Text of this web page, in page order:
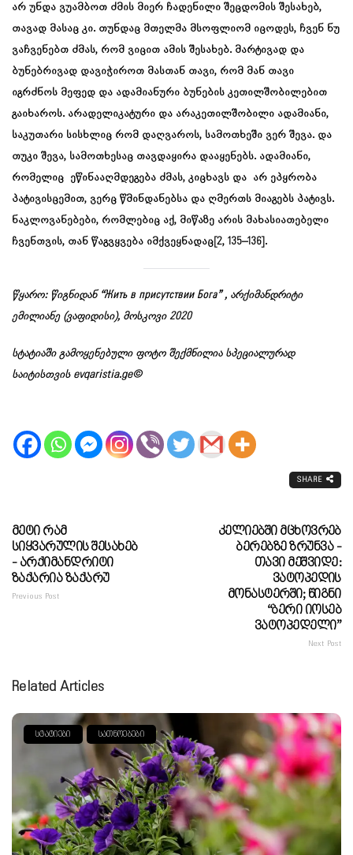
არ უნდა ვუამბოთ ძმის მიერ ჩადენილი შეცდომის შესახებ,
თავად მასაც კი. თუნდაც მთელმა მსოფლიომ იცოდეს, ჩვენ ნუ
ვაჩვენებთ ძმას, რომ ვიცით ამის შესახებ. მარტივად და
ბუნებრივად დავიჭიროთ მასთან თავი, რომ მან თავი
იგრძნოს მეფედ და ადამიანური ბუნების კეთილშობილებით
გაიხაროს. არადელიკატური და არაკეთილშობილი ადამიანი,
საკუთარი სისხლიც რომ დაღვაროს, სამოთხეში ვერ შევა. და
თუკი შევა, სამოთხესაც თავდაყირა დააყენებს. ადამიანი,
რომელიც ეწინააღმდეგება ძმას, კიცხავს და არ ეპყრობა
პატივისცემით, ვერც წმინდანებსა და ღმერთს მიაგებს პატივს.
ნაკლოვანებები, რომლებიც აქ, მიწაზე არის მახასიათებელი
ჩვენთვის, თან წაგვყვება იმქვეყნადაც[2, 135–136].
წყარო: წიგნიდან “Жить в присутствии Бога” , არქიმანდრიტი
ემილიანე (ვაფიდისი), მოსკოვი 2020
სტატიაში გამოყენებული ფოტო შექმნილია სპეციალურად
საიტისთვის evqaristia.ge©
SHARE
Მეტი Რამ
Სიყვარულის Შესახებ
- Არქიმანდრიტი
Ზაქარია Ზაქარუ
Previous Post
Კელიებში Მცხოვრებ
Ბერებზე Ზრუნვა -
Თავი Მეშვიდე:
Ვატოპედის
Მონასტერში; Წიგნი
“ბერი Იოსებ
Ვატოპედელი”
Next Post
Related Articles
ᲡᲢᲐᲢᲘᲔᲑᲘ ᲡᲐᲗᲜᲝᲔᲑᲔᲑᲘ